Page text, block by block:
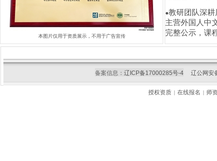
本图片仅用于资质展示，不用于广告宣传
●教研团队深
主营外国人中
完整公示，课
备案信息： 辽ICP备17000285号-4辽公网安备
授权资质 | 在线报名 | 师